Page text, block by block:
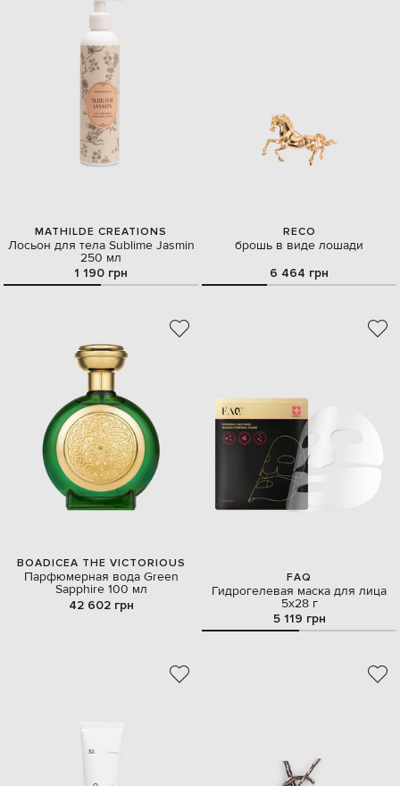
MATHILDE CREATIONS
Лосьон для тела Sublime Jasmin
250 мл
1 190 грн
RECO
брошь в виде лошади
6 464 грн
BOADICEA THE VICTORIOUS
Парфюмерная вода Green
Sapphire 100 мл
42 602 грн
FAQ
Гидрогелевая маска для лица
5х28 г
5 119 грн